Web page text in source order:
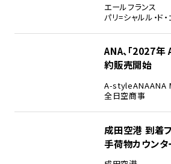
エールフランス
パリ=シャルル・ド
ANA、「2027年
約販売開始
A-styleANAANA
全日空商事
成田空港 到着
手荷物カウン